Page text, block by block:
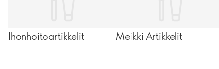
Ihonhoitoartikkelit Meikki Artikkelit